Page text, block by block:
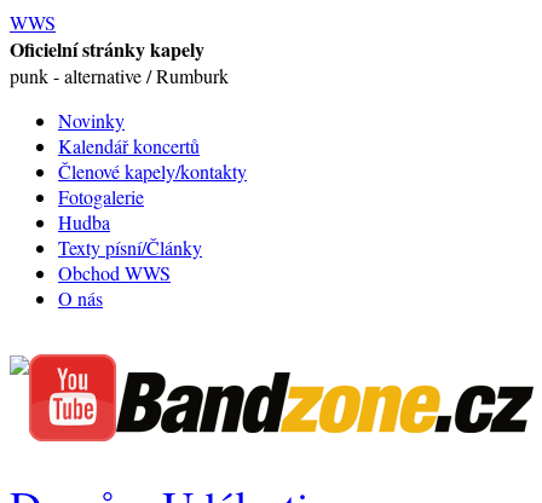
WWS
Oficielní stránky kapely
punk - alternative / Rumburk
Novinky
Kalendář koncertů
Členové kapely/kontakty
Fotogalerie
Hudba
Texty písní/Články
Obchod WWS
O nás